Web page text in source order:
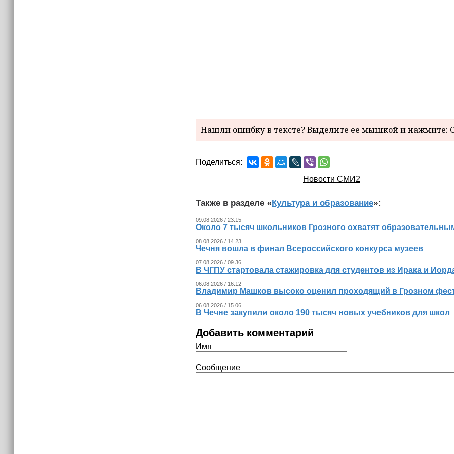
Нашли ошибку в тексте? Выделите ее мышкой и нажмите:
Поделиться:
Новости СМИ2
Также в разделе «Культура и образование»:
09.08.2026 / 23.15
Около 7 тысяч школьников Грозного охватят
08.08.2026 / 14.23
Чечня вошла в финал Всероссийского конкурса музеев
07.08.2026 / 09.36
В ЧГПУ стартовала стажировка для студентов из Ирака и
06.08.2026 / 16.12
Владимир Машков высоко оценил проходящий в Грозном
06.08.2026 / 15.06
В Чечне закупили около 190 тысяч новых учебников для школ
Добавить комментарий
Имя
Сообщение